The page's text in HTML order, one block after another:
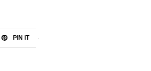
PIN IT